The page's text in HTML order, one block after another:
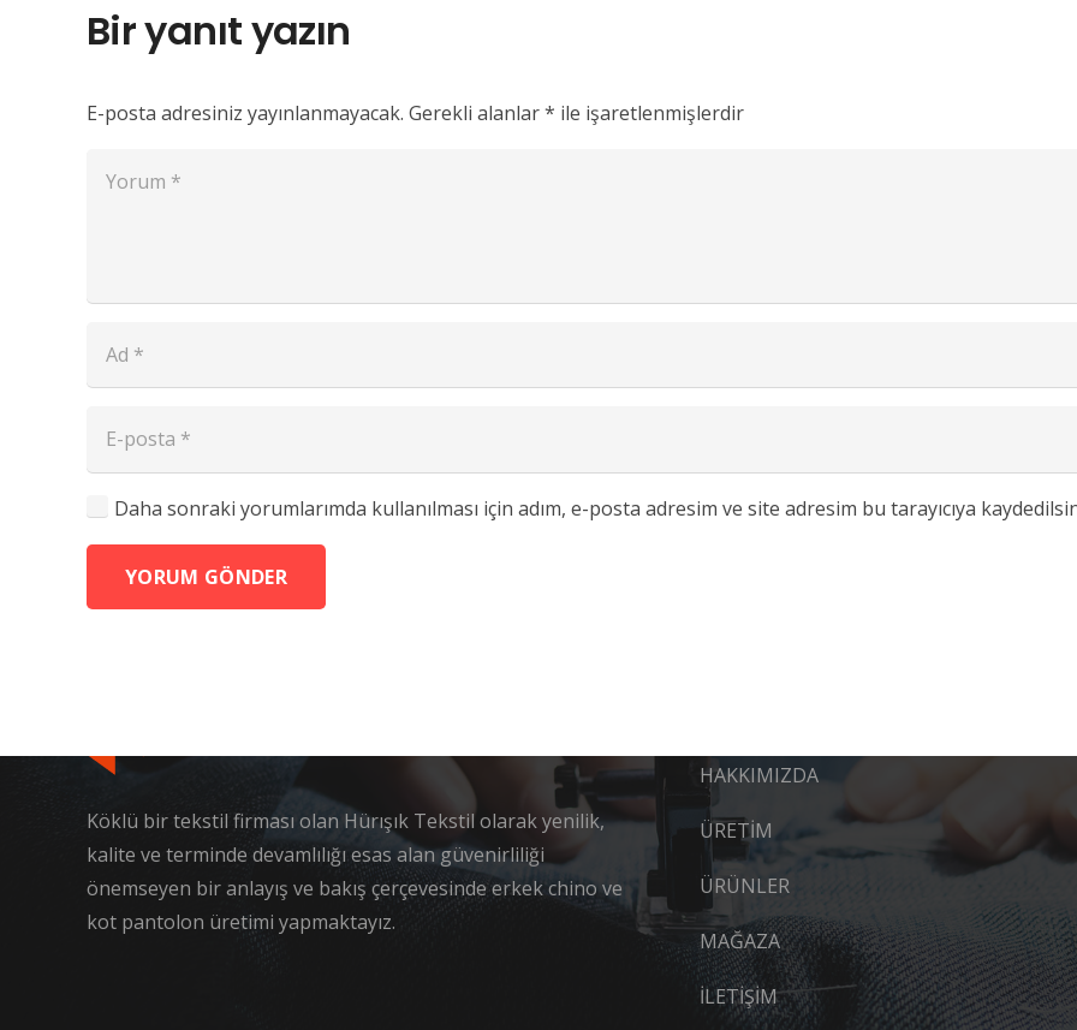
Bir yanıt yazın
E-posta adresiniz yayınlanmayacak. Gerekli alanlar* ile işaretlenmişlerdir
Daha sonraki yorumlarımda kullanılması için adım, e-posta adresim ve site adresim bu tarayıcıya
YORUM GÖNDER
Köklü bir tekstil firması olan Hürışık Tekstil olarak yenilik,
kalite ve terminde devamlılığı esas alan güvenirliliği
önemseyen bir anlayış ve bakış çerçevesinde erkek chino ve
kot pantolon üretimi yapmaktayız.
HAKKIMIZDA
ÜRETİM
ÜRÜNLER
MAĞAZA
İLETİŞİM